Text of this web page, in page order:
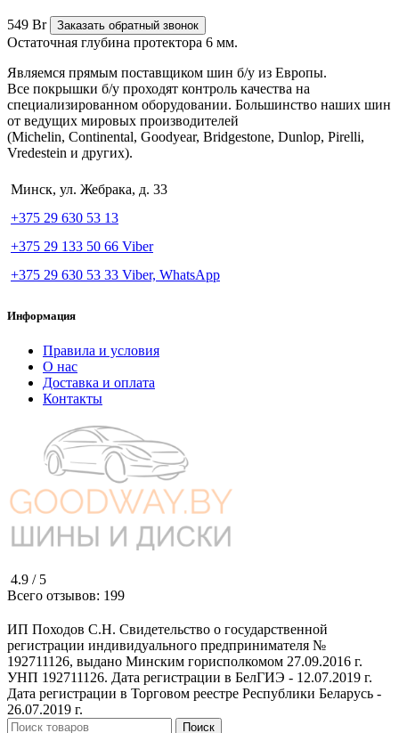
549 Br Заказать обратный звонок
Остаточная глубина протектора 6 мм.
Являемся прямым поставщиком шин б/у из Европы.
Все покрышки б/у проходят контроль качества на
специализированном оборудовании. Большинство наших шин
от ведущих мировых производителей
(Michelin, Continental, Goodyear, Bridgestone, Dunlop, Pirelli,
Vredestein и других).
Минск, ул. Жебрака, д. 33
+375 29 630 53 13
+375 29 133 50 66 Viber
+375 29 630 53 33 Viber, WhatsApp
Информация
Правила и условия
О нас
Доставка и оплата
Контакты
4.9 / 5
Всего отзывов: 199
ИП Походов С.Н. Свидетельство о государственной
регистрации индивидуального предпринимателя №
192711126, выдано Минским горисполкомом 27.09.2016 г.
УНП 192711126. Дата регистрации в БелГИЭ - 12.07.2019 г.
Дата регистрации в Торговом реестре Республики Беларусь -
26.07.2019 г.
Поиск